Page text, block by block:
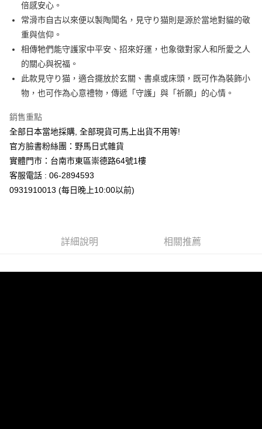
運送方式
全家取貨付款
每筆NT$65，滿NT$999(含以上)免運費
付款後全家取貨
每筆NT$65，滿NT$999(含以上)免運費
7-11取貨付款
每筆NT$65，滿NT$999(含以上)免運費
付款後7-11取貨
每筆NT$65，滿NT$999(含以上)免運費
宅配
倍感安心。
常滑市自古以來便以製陶聞名，見守り猫則是源於當地對貓的敬
重與信仰。
相傳牠們能守護家中平安、招來好運，也象徵對家人和所愛之人
的關心與祝福。
此款見守り猫，適合擺放於玄關、書桌或床頭，既可作為裝飾小
物，也可作為心意禮物，傳遞「守護」與「祈願」的心情。
銷售重點
全部日本當地採購, 全部現貨可馬上出貨不用等!
官方臉書粉絲團：野馬日式雜貨
實體門市：台南市東區崇德路64號1樓
客服電話 : 06-2894593
0931910013 (每日晚上10:00以前)
詳細說明 相關推薦